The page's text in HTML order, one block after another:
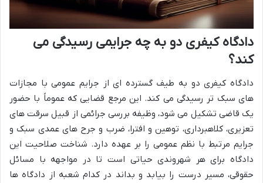
دادگاه کیفری دو به چه جرایمی رسیدگی می
کند؟
دادگاه کیفری دو به طیف گسترده ای از جرایم عمومی با مجازات
های سبک تر رسیدگی می کند. این مرجع قضایی که عموماً با حضور
یک قاضی تشکیل می شود، وظیفه بررسی جرائمی از قبیل سرقت های
تعزیری، کلاهبرداری، توهین و افترا، ضرب و جرح های عمدی سبک و
جرایم مرتبط با نظم عمومی را بر عهده دارد. شناخت صلاحیت این
دادگاه برای هر شهروندی حیاتی است تا در مواجهه با مسائل
حقوقی، مسیر درست را بیابد و بداند در کدام شعبه از دادگاه ها